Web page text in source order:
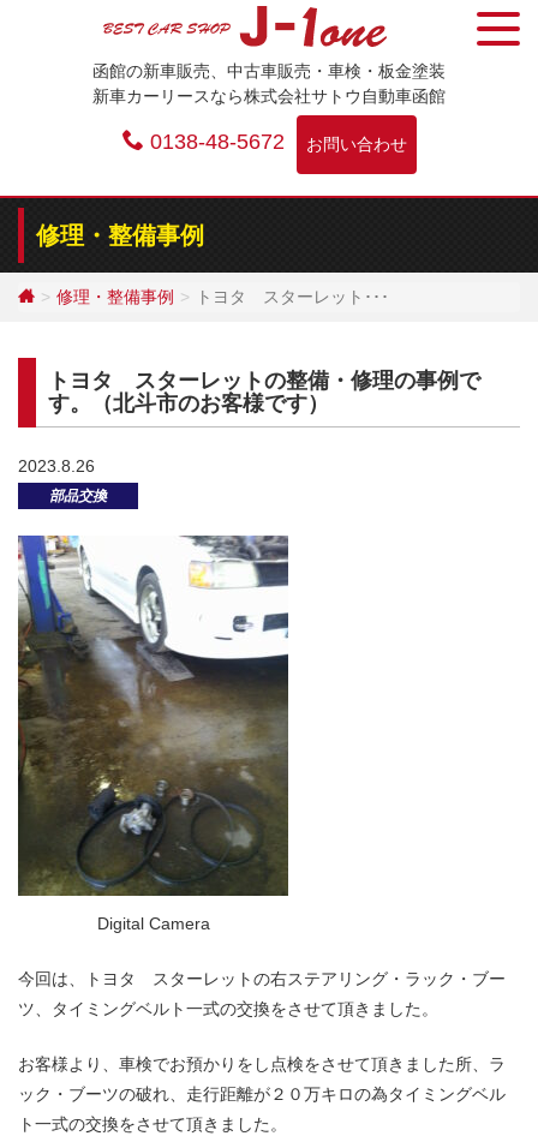
函館の新車販売、中古車販売・車検・板金塗装
新車カーリースなら株式会社サトウ自動車函館
0138-48-5672 お問い合わせ
修理・整備事例
修理・整備事例 トヨタ スターレット･･･
トヨタ スターレットの整備・修理の事例で
す。（北斗市のお客様です）
2023.8.26
部品交換
Digital Camera
今回は、トヨタ スターレットの右ステアリング・ラック・ブー
ツ、タイミングベルト一式の交換をさせて頂きました。
お客様より、車検でお預かりをし点検をさせて頂きました所、ラ
ック・ブーツの破れ、走行距離が２０万キロの為タイミングベル
ト一式の交換をさせて頂きました。